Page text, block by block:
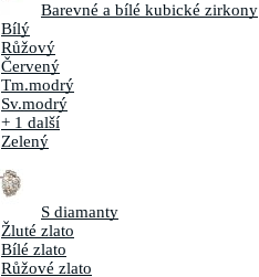
Barevné a bílé kubické zirkony
Bílý
Růžový
Červený
Tm.modrý
Sv.modrý
+ 1 další
Zelený
S diamanty
Žluté zlato
Bílé zlato
Růžové zlato